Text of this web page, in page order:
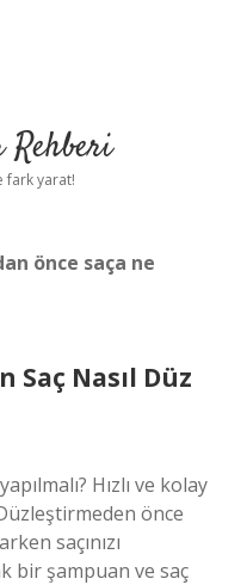
fark yarat!
önce saça ne
Nasıl Düz
Hızlı ve kolay
önce
saçınızı
bir şampuan ve saç